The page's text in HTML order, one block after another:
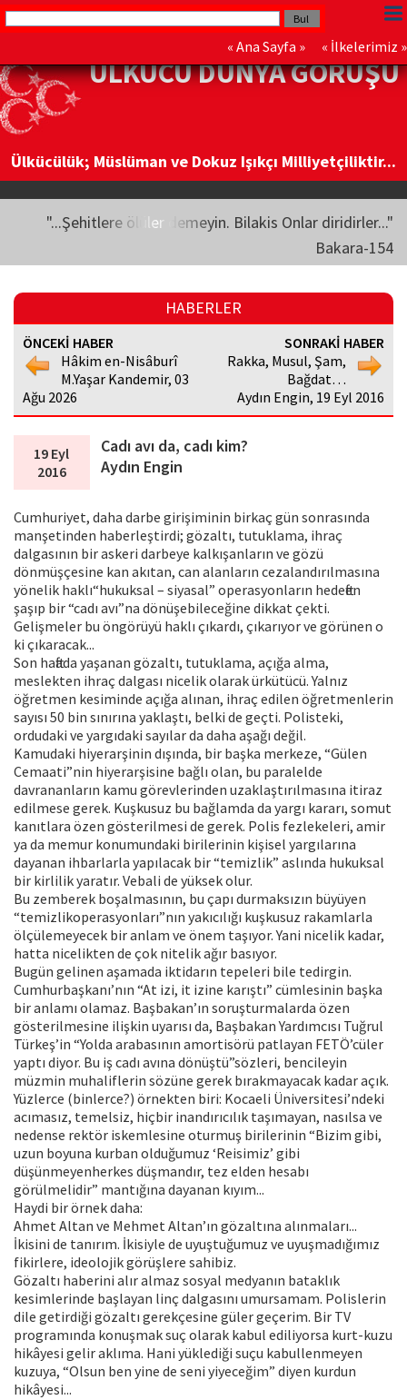
« Ana Sayfa » « İlkelerimiz »
ÜLKÜCÜ DÜNYA GÖRÜŞÜ
Ülkücülük; Müslüman ve Dokuz Işıkçı Milliyetçiliktir...
"...Şehitlere ölüler demeyin. Bilakis Onlar diridirler..."
Bakara-154
HABERLER
ÖNCEKİ HABER
Hâkim en-Nisâburî
M.Yaşar Kandemir, 03
Ağu 2026
SONRAKİ HABER
Rakka, Musul, Şam,
Bağdat…
Aydın Engin, 19 Eyl 2016
19 Eyl
2016
Cadı avı da, cadı kim?
Aydın Engin
Cumhuriyet, daha darbe girişiminin birkaç gün sonrasında
manşetinden haberleştirdi; gözaltı, tutuklama, ihraç
dalgasının bir askeri darbeye kalkışanların ve gözü
dönmüşçesine kan akıtan, can alanların cezalandırılmasına
yönelik haklı“hukuksal – siyasal” operasyonların hedeften
şaşıp bir “cadı avı”na dönüşebileceğine dikkat çekti.
Gelişmeler bu öngörüyü haklı çıkardı, çıkarıyor ve görünen o
ki çıkaracak...
Son haftada yaşanan gözaltı, tutuklama, açığa alma,
meslekten ihraç dalgası nicelik olarak ürkütücü. Yalnız
öğretmen kesiminde açığa alınan, ihraç edilen öğretmenlerin
sayısı 50 bin sınırına yaklaştı, belki de geçti. Polisteki,
ordudaki ve yargıdaki sayılar da daha aşağı değil.
Kamudaki hiyerarşinin dışında, bir başka merkeze, “Gülen
Cemaati”nin hiyerarşisine bağlı olan, bu paralelde
davrananların kamu görevlerinden uzaklaştırılmasına itiraz
edilmese gerek. Kuşkusuz bu bağlamda da yargı kararı, somut
kanıtlara özen gösterilmesi de gerek. Polis fezlekeleri, amir
ya da memur konumundaki birilerinin kişisel yargılarına
dayanan ihbarlarla yapılacak bir “temizlik” aslında hukuksal
bir kirlilik yaratır. Vebali de yüksek olur.
Bu zemberek boşalmasının, bu çapı durmaksızın büyüyen
“temizlikoperasyonları”nın yakıcılığı kuşkusuz rakamlarla
ölçülemeyecek bir anlam ve önem taşıyor. Yani nicelik kadar,
hatta nicelikten de çok nitelik ağır basıyor.
Bugün gelinen aşamada iktidarın tepeleri bile tedirgin.
Cumhurbaşkanı’nın “At izi, it izine karıştı” cümlesinin başka
bir anlamı olamaz. Başbakan’ın soruşturmalarda özen
gösterilmesine ilişkin uyarısı da, Başbakan Yardımcısı Tuğrul
Türkeş’in “Yolda arabasının amortisörü patlayan FETÖ’cüler
yaptı diyor. Bu iş cadı avına dönüştü”sözleri, bencileyin
müzmin muhaliflerin sözüne gerek bırakmayacak kadar açık.
Yüzlerce (binlerce?) örnekten biri: Kocaeli Üniversitesi’ndeki
acımasız, temelsiz, hiçbir inandırıcılık taşımayan, nasılsa ve
nedense rektör iskemlesine oturmuş birilerinin “Bizim gibi,
uzun boyuna kurban olduğumuz ‘Reisimiz’ gibi
düşünmeyenherkes düşmandır, tez elden hesabı
görülmelidir” mantığına dayanan kıyım...
Haydi bir örnek daha:
Ahmet Altan ve Mehmet Altan’ın gözaltına alınmaları...
İkisini de tanırım. İkisiyle de uyuştuğumuz ve uyuşmadığımız
fikirlere, ideolojik görüşlere sahibiz.
Gözaltı haberini alır almaz sosyal medyanın bataklık
kesimlerinde başlayan linç dalgasını umursamam. Polislerin
dile getirdiği gözaltı gerekçesine güler geçerim. Bir TV
programında konuşmak suç olarak kabul ediliyorsa kurt-kuzu
hikâyesi gelir aklıma. Hani yüklediği suçu kabullenmeyen
kuzuya, “Olsun ben yine de seni yiyeceğim” diyen kurdun
hikâyesi...